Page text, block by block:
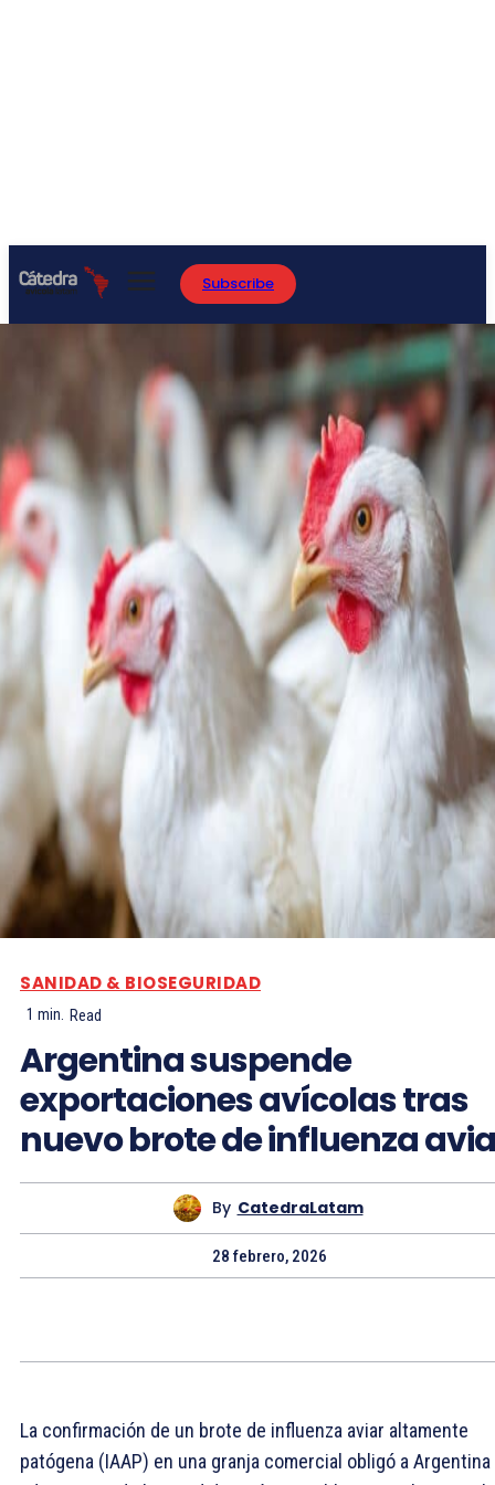
Subscribe
SANIDAD & BIOSEGURIDAD
1 min. Read
Argentina suspende
exportaciones avícolas tras
nuevo brote de influenza
By CatedraLatam
28 febrero, 2026
La confirmación de un brote de influenza aviar altamente
patógena (IAAP) en una granja comercial obligó a Argentina